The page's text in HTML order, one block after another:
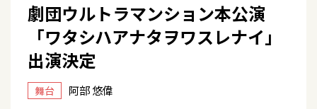
劇団ウルトラマンション本公演
「ワタシハアナタヲワスレナイ」
出演決定
舞台 阿部 悠偉